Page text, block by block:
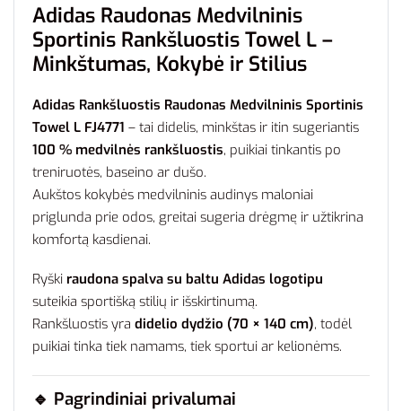
Adidas Raudonas Medvilninis
Sportinis Rankšluostis Towel L –
Minkštumas, Kokybė ir Stilius
Adidas Rankšluostis Raudonas Medvilninis Sportinis
Towel L FJ4771 – tai didelis, minkštas ir itin sugeriantis
100 % medvilnės rankšluostis, puikiai tinkantis po
treniruotės, baseino ar dušo.
Aukštos kokybės medvilninis audinys maloniai
priglunda prie odos, greitai sugeria drėgmę ir užtikrina
komfortą kasdienai.
Ryški raudona spalva su baltu Adidas logotipu
suteikia sportišką stilių ir išskirtinumą.
Rankšluostis yra didelio dydžio (70 × 140 cm), todėl
puikiai tinka tiek namams, tiek sportui ar kelionėms.
🔹 Pagrindiniai privalumai